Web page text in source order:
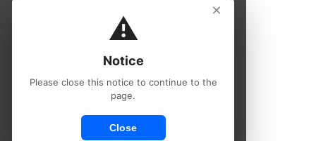
⚠️
Notice
Please close this notice to continue to the
page.
Close
×